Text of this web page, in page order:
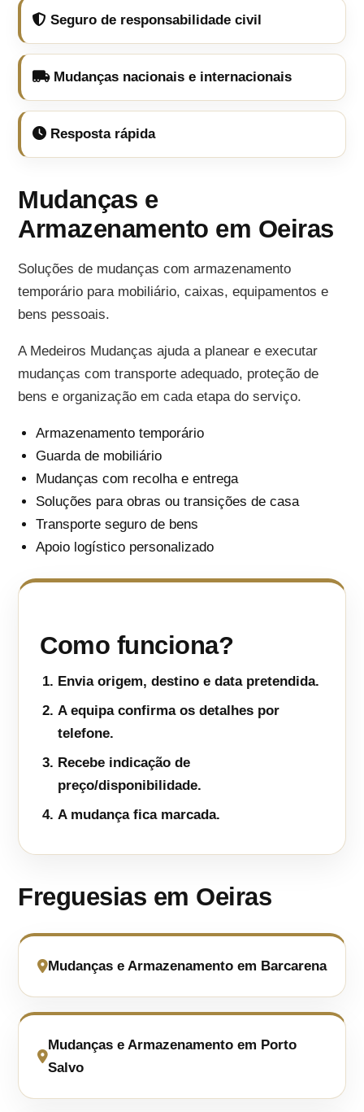
Seguro de responsabilidade civil
Mudanças nacionais e internacionais
Resposta rápida
Mudanças e
Armazenamento em Oeiras
Soluções de mudanças com armazenamento
temporário para mobiliário, caixas, equipamentos e
bens pessoais.
A Medeiros Mudanças ajuda a planear e executar
mudanças com transporte adequado, proteção de
bens e organização em cada etapa do serviço.
Armazenamento temporário
Guarda de mobiliário
Mudanças com recolha e entrega
Soluções para obras ou transições de casa
Transporte seguro de bens
Apoio logístico personalizado
Como funciona?
Envia origem, destino e data pretendida.
A equipa confirma os detalhes por
telefone.
Recebe indicação de
preço/disponibilidade.
A mudança fica marcada.
Freguesias em Oeiras
Mudanças e Armazenamento em Barcarena
Mudanças e Armazenamento em Porto
Salvo